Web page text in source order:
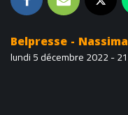
Belpresse -
lundi 5 décembre 2022 -